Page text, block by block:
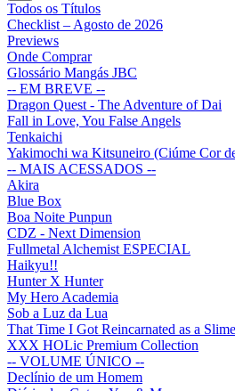
Todos os Títulos
Checklist – Agosto de 2026
Previews
Onde Comprar
Glossário Mangás JBC
-- EM BREVE --
Dragon Quest - The Adventure of Dai
Fall in Love, You False Angels
Tenkaichi
Yakimochi wa Kitsuneiro (Ciúme Cor
-- MAIS ACESSADOS --
Akira
Blue Box
Boa Noite Punpun
CDZ - Next Dimension
Fullmetal Alchemist ESPECIAL
Haikyu!!
Hunter X Hunter
My Hero Academia
Sob a Luz da Lua
That Time I Got Reincarnated as a Slime
XXX HOLic Premium Collection
-- VOLUME ÚNICO --
Declínio de um Homem